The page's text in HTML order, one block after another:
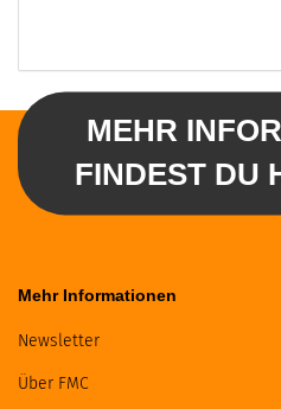
MEHR
FINDEST DU
Mehr Informationen
Newsletter
Über FMC